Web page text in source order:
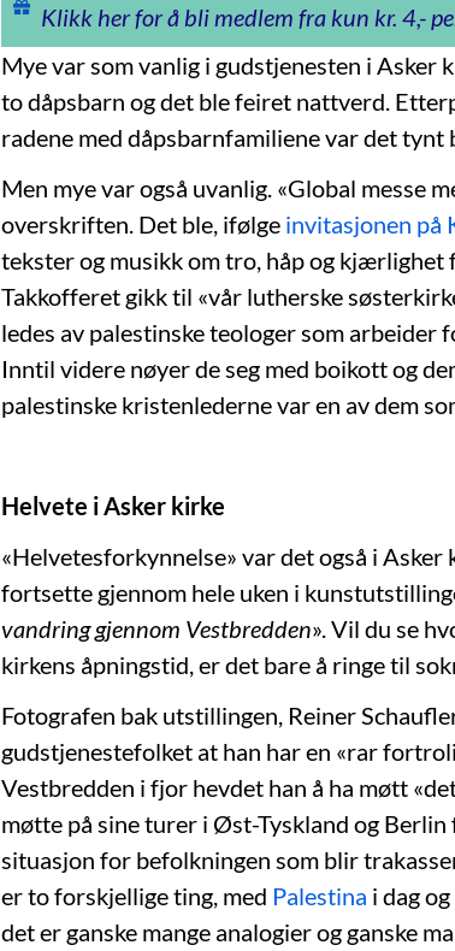
Klikk her for å bli medlem fra kun kr. 4,-
Mye var som vanlig i gudstjenesten i Asker
to dåpsbarn og det ble feiret nattverd.
radene med dåpsbarnfamiliene var det tynt
Men mye var også uvanlig. «Global messe
overskriften. Det ble, ifølge invitasjonen på
tekster og musikk om tro, håp og kjærlighet
Takkofferet gikk til «vår lutherske
ledes av palestinske teologer som arbeider
Inntil videre nøyer de seg med boikott og
palestinske kristenlederne var en av dem
Helvete i Asker kirke
«Helvetesforkynnelse» var det også i Asker
fortsette gjennom hele uken i
vandring gjennom Vestbredden». Vil du se
kirkens åpningstid, er det bare å ringe til
Fotografen bak utstillingen, Reiner
gudstjenestefolket at han har en «rar
Vestbredden i fjor hevdet han å ha møtt
møtte på sine turer i Øst-Tyskland og
situasjon for befolkningen som blir
er to forskjellige ting, med Palestina i dag
det er ganske mange analogier og ganske